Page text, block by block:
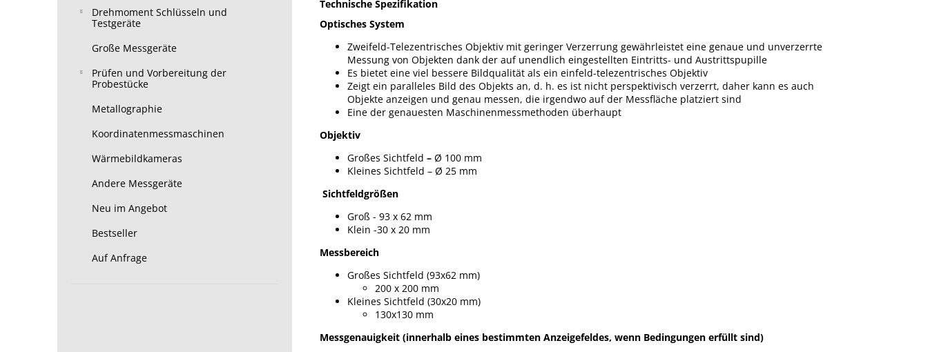
Drehmoment Schlüsseln und
Testgeräte
Große Messgeräte
Prüfen und Vorbereitung der
Probestücke
Metallographie
Koordinatenmessmaschinen
Wärmebildkameras
Andere Messgeräte
Neu im Angebot
Bestseller
Auf Anfrage
Technische Spezifikation
Optisches System
Zweifeld-Telezentrisches Objektiv mit geringer Verzerrung gewährleistet eine genaue und unverzerrte
Messung von Objekten dank der auf unendlich eingestellten Eintritts- und Austrittspupille
Es bietet eine viel bessere Bildqualität als ein einfeld-telezentrisches Objektiv
Zeigt ein paralleles Bild des Objekts an, d. h. es ist nicht perspektivisch verzerrt, daher kann es auch
Objekte anzeigen und genau messen, die irgendwo auf der Messfläche platziert sind
Eine der genauesten Maschinenmessmethoden überhaupt
Objektiv
Großes Sichtfeld – Ø 100 mm
Kleines Sichtfeld – Ø 25 mm
Sichtfeldgrößen
Groß - 93 x 62 mm
Klein -30 x 20 mm
Messbereich
Großes Sichtfeld (93x62 mm)
200 x 200 mm
Kleines Sichtfeld (30x20 mm)
130x130 mm
Messgenauigkeit (innerhalb eines bestimmten Anzeigefeldes, wenn Bedingungen erfüllt sind)